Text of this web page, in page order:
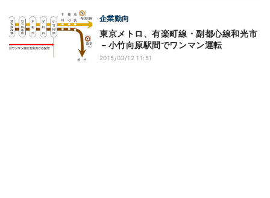
企業動向
東京メトロ、有楽町線・副都心線和光市
－小竹向原駅間でワンマン運転
2015/03/12 11:51